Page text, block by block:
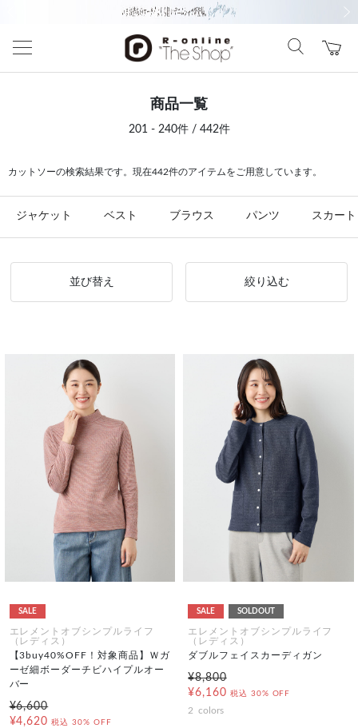
商品一覧
201 - 240件 / 442件
カットソーの検索結果です。現在442件のアイテムをご用意しています。
ジャケット ベスト ブラウス パンツ スカート
並び替え 絞り込む
SALE
エレメントオブシンプルライフ
（レディス）
【3buy40%OFF！対象商品】Ｗガ
ーゼ細ボーダーチビハイプルオー
バー
¥6,600
¥4,620 税込 30% OFF
SALE SOLDOUT
エレメントオブシンプルライフ
（レディス）
ダブルフェイスカーディガン
¥8,800
¥6,160 税込 30% OFF
2 colors